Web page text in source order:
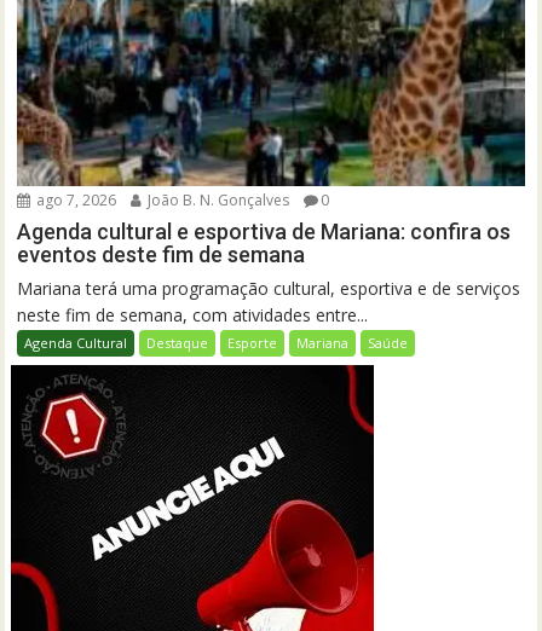
ago 7, 2026 João B. N. Gonçalves 0
Agenda cultural e esportiva de Mariana: confira os
eventos deste fim de semana
Mariana terá uma programação cultural, esportiva e de serviços
neste fim de semana, com atividades entre...
Agenda Cultural Destaque Esporte Mariana Saúde